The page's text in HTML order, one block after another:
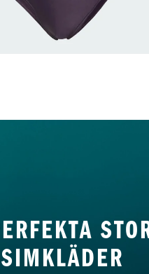
SIMKLÄDER